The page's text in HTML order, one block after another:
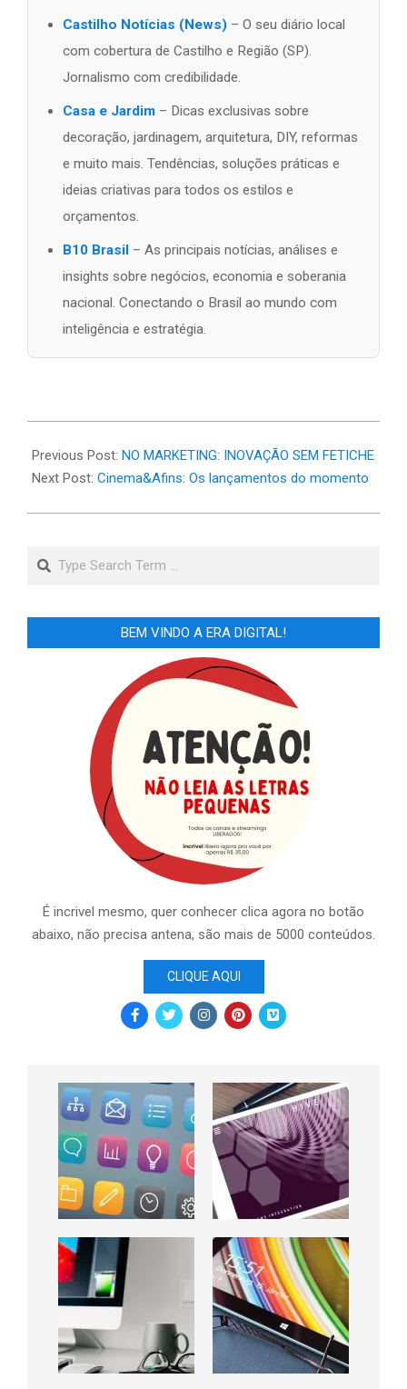
Castilho Notícias (News) – O seu diário local
com cobertura de Castilho e Região (SP).
Jornalismo com credibilidade.
Casa e Jardim – Dicas exclusivas sobre
decoração, jardinagem, arquitetura, DIY, reformas
e muito mais. Tendências, soluções práticas e
ideias criativas para todos os estilos e
orçamentos.
B10 Brasil – As principais notícias, análises e
insights sobre negócios, economia e soberania
nacional. Conectando o Brasil ao mundo com
inteligência e estratégia.
05-
18
Previous Post: NO MARKETING: INOVAÇÃO SEM FETICHE
Next Post: Cinema&Afins: Os lançamentos do momento
Search
BEM VINDO A ERA DIGITAL!
É incrivel mesmo, quer conhecer clica agora no botão
abaixo, não precisa antena, são mais de 5000 conteúdos.
CLIQUE AQUI